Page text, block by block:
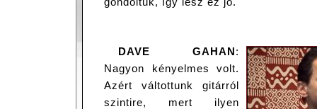
DAVE GAHAN:
Nagyon kényelmes volt.
Azért váltottunk gitárról
szintire, mert ilyen